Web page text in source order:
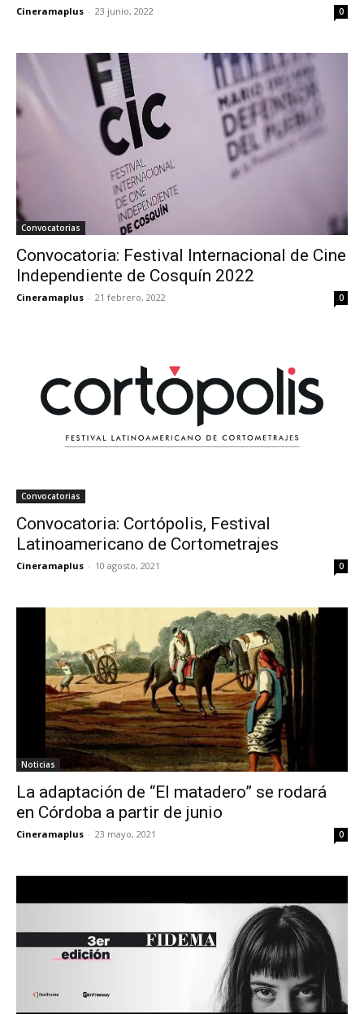
Cineramaplus - 23 junio, 2022 0
Convocatorias
Convocatoria: Festival Internacional de Cine
Independiente de Cosquín 2022
Cineramaplus - 21 febrero, 2022 0
Convocatorias
Convocatoria: Cortópolis, Festival
Latinoamericano de Cortometrajes
Cineramaplus - 10 agosto, 2021 0
Noticias
La adaptación de “El matadero” se rodará
en Córdoba a partir de junio
Cineramaplus - 23 mayo, 2021 0